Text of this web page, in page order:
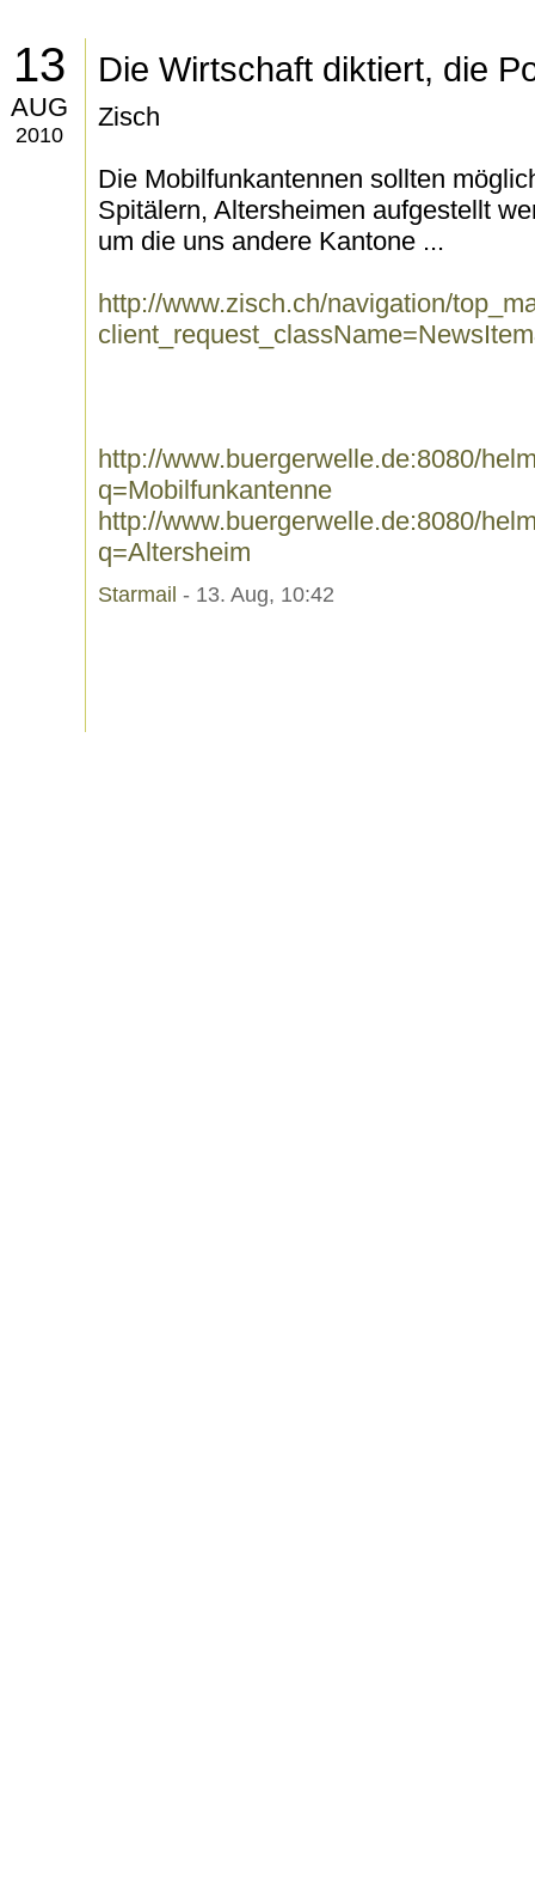
13
AUG
2010
Die Wirtschaft diktiert, die
Zisch
Die Mobilfunkantennen sollten
Spitälern, Altersheimen aufgestellt
um die uns andere Kantone ...
http://www.zisch.ch/navigation/
http://www.buergerwelle.de:8080/
q=Mobilfunkantenne
http://www.buergerwelle.de:8080/
q=Altersheim
Starmail - 13. Aug, 10:42